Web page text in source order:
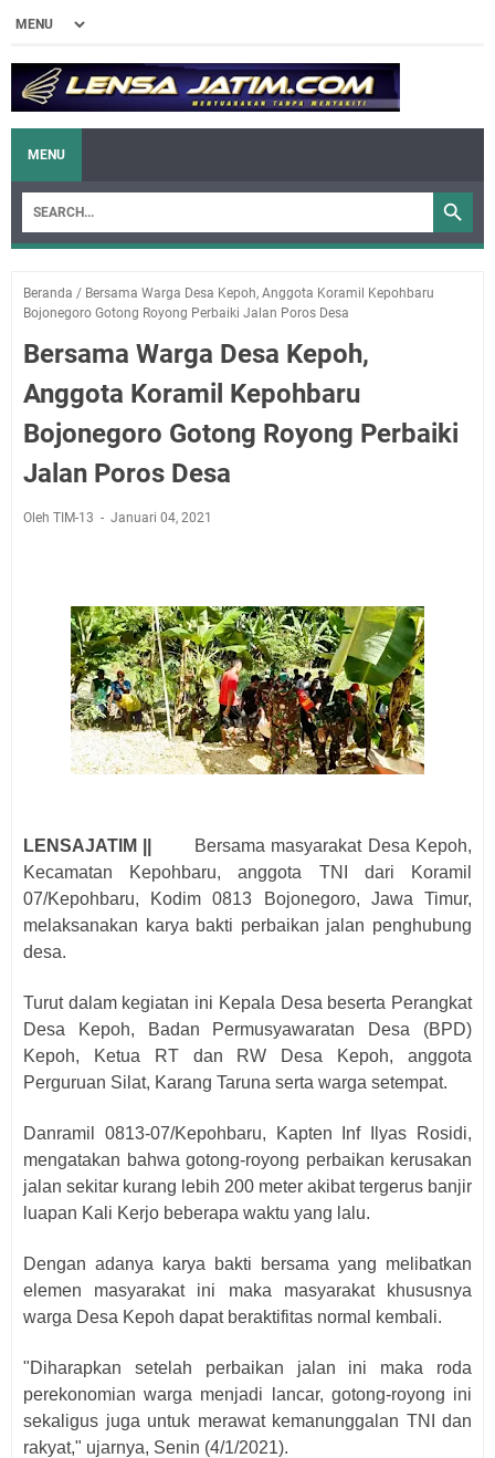
MENU
Beranda / Bersama Warga Desa Kepoh, Anggota Koramil Kepohbaru
Bojonegoro Gotong Royong Perbaiki Jalan Poros Desa
Bersama Warga Desa Kepoh,
Anggota Koramil Kepohbaru
Bojonegoro Gotong Royong Perbaiki
Jalan Poros Desa
Oleh TIM-13 Januari 04, 2021
LENSAJATIM ||
Bersama masyarakat Desa Kepoh,
Kecamatan Kepohbaru, anggota TNI dari Koramil
07/Kepohbaru, Kodim 0813 Bojonegoro, Jawa Timur,
melaksanakan karya bakti perbaikan jalan penghubung
desa.
Turut dalam kegiatan ini Kepala Desa beserta Perangkat
Desa Kepoh, Badan Permusyawaratan Desa (BPD)
Kepoh, Ketua RT dan RW Desa Kepoh, anggota
Perguruan Silat, Karang Taruna serta warga setempat.
Danramil 0813-07/Kepohbaru, Kapten Inf Ilyas Rosidi,
mengatakan bahwa gotong-royong perbaikan kerusakan
jalan sekitar kurang lebih 200 meter akibat tergerus banjir
luapan Kali Kerjo beberapa waktu yang lalu.
Dengan adanya karya bakti bersama yang melibatkan
elemen masyarakat ini maka masyarakat khususnya
warga Desa Kepoh dapat beraktifitas normal kembali.
"Diharapkan setelah perbaikan jalan ini maka roda
perekonomian warga menjadi lancar, gotong-royong ini
sekaligus juga untuk merawat kemanunggalan TNI dan
rakyat," ujarnya, Senin (4/1/2021).